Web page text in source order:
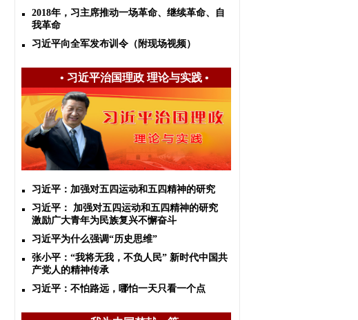
2018年，习主席推动一场革命、继续革命、自
我革命
习近平向全军发布训令（附现场视频）
• 习近平治国理政 理论与实践•
习近平：加强对五四运动和五四精神的研究
习近平： 加强对五四运动和五四精神的研究
激励广大青年为民族复兴不懈奋斗
习近平为什么强调“历史思维”
张小平：“我将无我，不负人民” 新时代中国共
产党人的精神传承
习近平：不怕路远，哪怕一天只看一个点